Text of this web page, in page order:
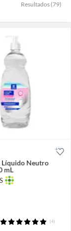
Resultados (79)
Líquido Neutro
mL
(4)